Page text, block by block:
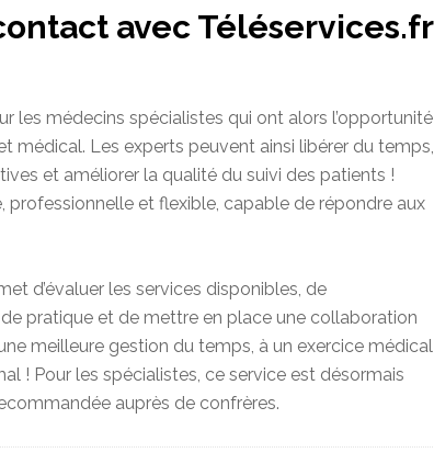
avec Téléservices.fr
les médecins spécialistes qui ont alors l’opportunité
médical. Les experts peuvent ainsi libérer du temps,
et améliorer la qualité du suivi des patients !
professionnelle et flexible, capable de répondre aux
d’évaluer les services disponibles, de
pratique et de mettre en place une collaboration
meilleure gestion du temps, à un exercice médical
! Pour les spécialistes, ce service est désormais
auprès de confrères.